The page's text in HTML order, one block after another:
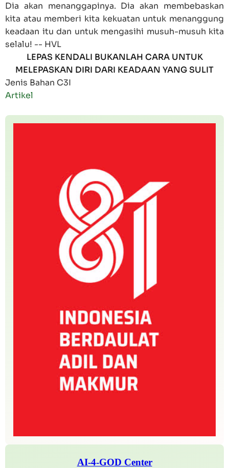
Dia akan menanggapinya. Dia akan membebaskan
kita atau memberi kita kekuatan untuk menanggung
keadaan itu dan untuk mengasihi musuh-musuh kita
selalu! -- HVL
LEPAS KENDALI BUKANLAH CARA UNTUK
MELEPASKAN DIRI DARI KEADAAN YANG SULIT
Jenis Bahan C3I
Artikel